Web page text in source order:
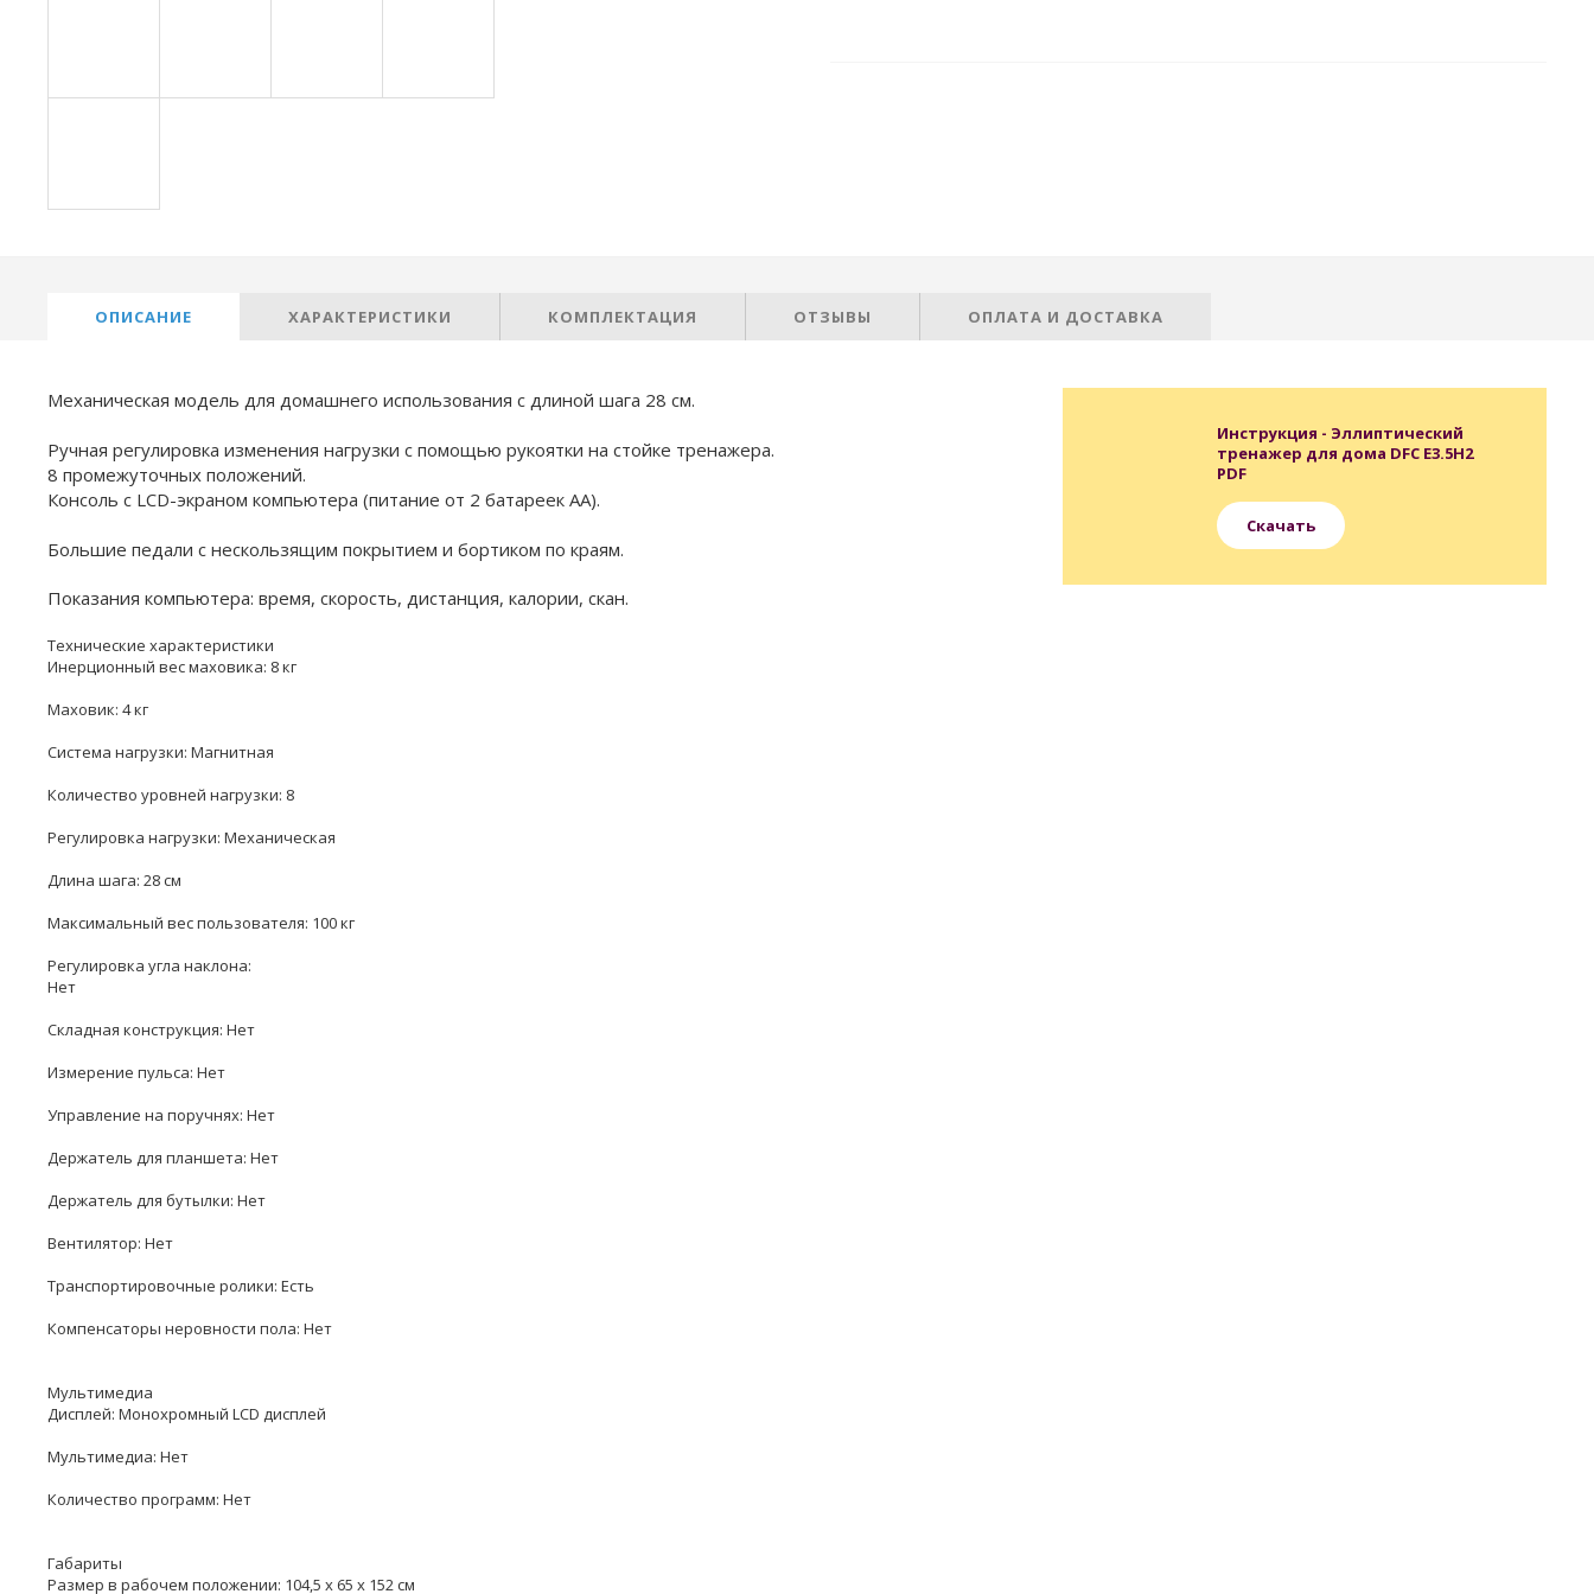
ОПИСАНИЕ ХАРАКТЕРИСТИКИ КОМПЛЕКТАЦИЯ ОТЗЫВЫ ОПЛАТА И ДОСТАВКА
Механическая модель для домашнего использования с длиной шага 28 см.
Ручная регулировка изменения нагрузки с помощью рукоятки на стойке тренажера.
8 промежуточных положений.
Консоль с LCD-экраном компьютера (питание от 2 батареек АА).
Большие педали с нескользящим покрытием и бортиком по краям.
Показания компьютера: время, скорость, дистанция, калории, скан.
Технические характеристики
Инерционный вес маховика: 8 кг
Маховик: 4 кг
Система нагрузки: Магнитная
Количество уровней нагрузки: 8
Регулировка нагрузки: Механическая
Длина шага: 28 см
Максимальный вес пользователя: 100 кг
Регулировка угла наклона:
Нет
Складная конструкция: Нет
Измерение пульса: Нет
Управление на поручнях: Нет
Держатель для планшета: Нет
Держатель для бутылки: Нет
Вентилятор: Нет
Транспортировочные ролики: Есть
Компенсаторы неровности пола: Нет
Мультимедиа
Дисплей: Монохромный LCD дисплей
Мультимедиа: Нет
Количество программ: Нет
Габариты
Размер в рабочем положении: 104,5 х 65 х 152 см
Инструкция - Эллиптический
тренажер для дома DFC E3.5H2
PDF
Скачать